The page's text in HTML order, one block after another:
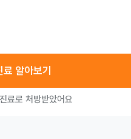
알아보기
료로 처방받았어요